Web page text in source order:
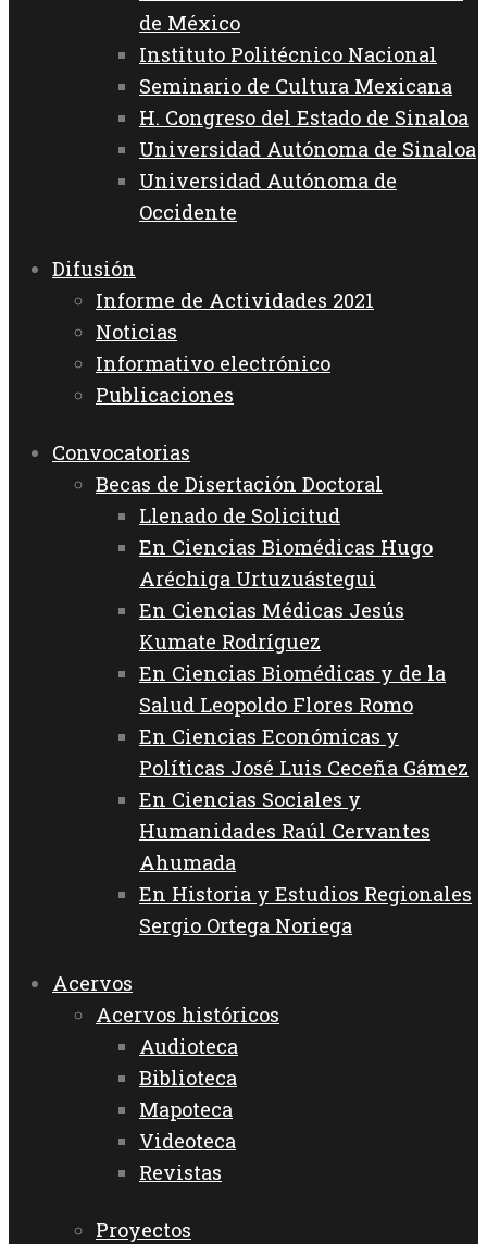
de México
Instituto Politécnico Nacional
Seminario de Cultura Mexicana
H. Congreso del Estado de Sinaloa
Universidad Autónoma de Sinaloa
Universidad Autónoma de
Occidente
Difusión
Informe de Actividades 2021
Noticias
Informativo electrónico
Publicaciones
Convocatorias
Becas de Disertación Doctoral
Llenado de Solicitud
En Ciencias Biomédicas Hugo
Aréchiga Urtuzuástegui
En Ciencias Médicas Jesús
Kumate Rodríguez
En Ciencias Biomédicas y de la
Salud Leopoldo Flores Romo
En Ciencias Económicas y
Políticas José Luis Ceceña Gámez
En Ciencias Sociales y
Humanidades Raúl Cervantes
Ahumada
En Historia y Estudios Regionales
Sergio Ortega Noriega
Acervos
Acervos históricos
Audioteca
Biblioteca
Mapoteca
Videoteca
Revistas
Proyectos